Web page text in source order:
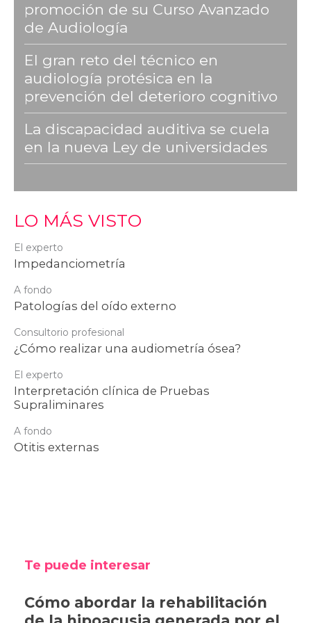
promoción de su Curso Avanzado
de Audiología
El gran reto del técnico en
audiología protésica en la
prevención del deterioro cognitivo
La discapacidad auditiva se cuela
en la nueva Ley de universidades
LO MÁS VISTO
El experto
Impedanciometría
A fondo
Patologías del oído externo
Consultorio profesional
¿Cómo realizar una audiometría ósea?
El experto
Interpretación clínica de Pruebas
Supraliminares
A fondo
Otitis externas
Te puede interesar
Cómo abordar la rehabilitación